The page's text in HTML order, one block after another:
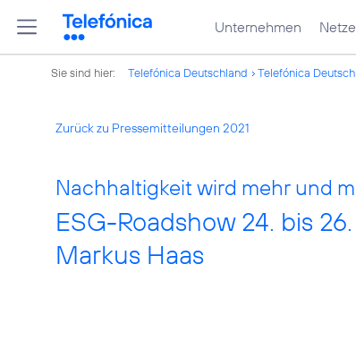
Unternehmen Netze
Sie sind hier: Telefónica Deutschland Telefónica
Zurück zu Pressemitteilungen 2021
Nachhaltigkeit wird mehr und
ESG-Roadshow 24. bis
Markus Haas